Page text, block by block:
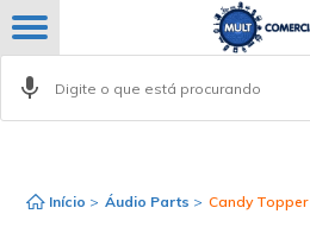
Início > Áudio Parts > Candy Topper